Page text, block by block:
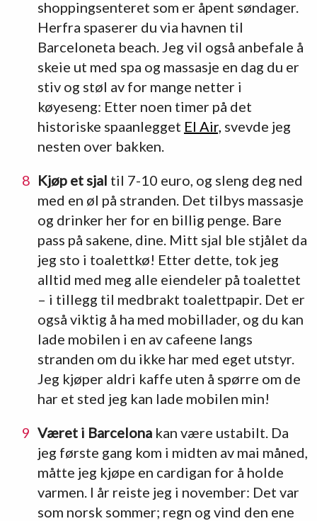
shoppingsenteret som er åpent søndager.
Herfra spaserer du via havnen til
Barceloneta beach. Jeg vil også anbefale å
skeie ut med spa og massasje en dag du er
stiv og støl av for mange netter i
køyeseng: Etter noen timer på det
historiske spaanlegget El Air, svevde jeg
nesten over bakken.
Kjøp et sjal til 7-10 euro, og sleng deg ned
med en øl på stranden. Det tilbys massasje
og drinker her for en billig penge. Bare
pass på sakene, dine. Mitt sjal ble stjålet da
jeg sto i toalettkø! Etter dette, tok jeg
alltid med meg alle eiendeler på toalettet
– i tillegg til medbrakt toalettpapir. Det er
også viktig å ha med mobillader, og du kan
lade mobilen i en av cafeene langs
stranden om du ikke har med eget utstyr.
Jeg kjøper aldri kaffe uten å spørre om de
har et sted jeg kan lade mobilen min!
Været i Barcelonakan være ustabilt. Da
jeg første gang kom i midten av mai måned,
måtte jeg kjøpe en cardigan for å holde
varmen. I år reiste jeg i november: Det var
som norsk sommer; regn og vind den ene